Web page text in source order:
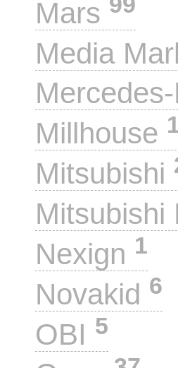
Mars
Media
Millhouse
Mitsubishi
Mitsubishi
Nexign 1
Novakid 6
OBI 5